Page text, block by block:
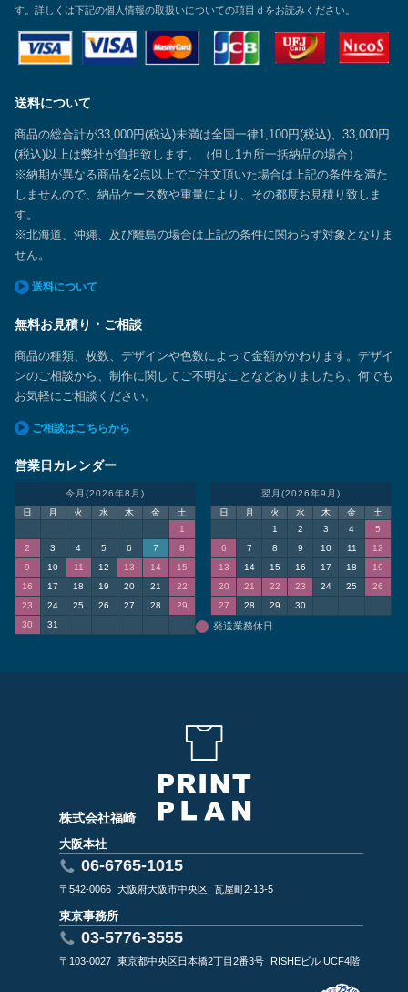
す。詳しくは下記の個人情報の取扱いについての項目ｄをお読みください。
送料について
商品の総合計が33,000円(税込)未満は全国一律1,100円(税込)、33,000円
(税込)以上は弊社が負担致します。（但し1カ所一括納品の場合）
※納期が異なる商品を2点以上でご注文頂いた場合は上記の条件を満た
しませんので、納品ケース数や重量により、その都度お見積り致しま
す。
※北海道、沖縄、及び離島の場合は上記の条件に関わらず対象となりま
せん。
送料について
無料お見積り・ご相談
商品の種類、枚数、デザインや色数によって金額がかわります。デザイ
ンのご相談から、制作に関してご不明なことなどありましたら、何でも
お気軽にご相談ください。
ご相談はこちらから
営業日カレンダー
今月(2026年8月)
日
月 火 水 木 金
土
1
2
3 4 5 6 7
8
9
10 11 12 13 14
15
16
17 18 19 20 21
22
23
24 25 26 27 28
29
30
31
翌月(2026年9月)
日
月 火 水 木 金
土
1
2 3 4
5
6
7 8 9 10 11
12
13
14 15 16 17 18
19
20
21 22 23 24 25
26
27
28 29 30
発送業務休日
株式会社福崎
大阪本社
06-6765-1015
〒542-0066 大阪府大阪市中央区 瓦屋町2-13-5
東京事務所
03-5776-3555
〒103-0027 東京都中央区日本橋2丁目2番3号 RISHEビル UCF4階